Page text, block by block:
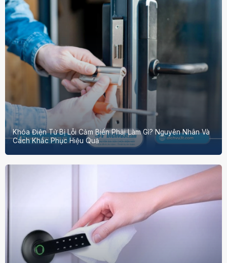
Khóa Điện Tử Bị Lỗi Cảm Biến Phải Làm Gì? Nguyên Nhân Và
Cách Khắc Phục Hiệu Quả